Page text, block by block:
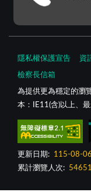
隱私權保護宣告 資
檢察長信箱
為提供更為穩定的瀏
本：IE11(含)以上、
更新日期:
115-08-06
累計瀏覽人次: